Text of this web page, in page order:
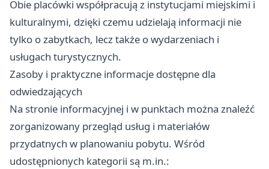
Obie placówki współpracują z instytucjami miejskimi i
kulturalnymi, dzięki czemu udzielają informacji nie
tylko o zabytkach, lecz także o wydarzeniach i
usługach turystycznych.
Zasoby i praktyczne informacje dostępne dla
odwiedzających
Na stronie informacyjnej i w punktach można znaleźć
zorganizowany przegląd usług i materiałów
przydatnych w planowaniu pobytu. Wśród
udostępnionych kategorii są m.in.: